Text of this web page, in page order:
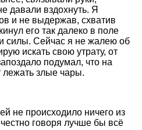
давали вздохнуть. Я
и не выдержав, схватив
его так далеко в поле
силы. Сейчас я не жалею об
искать свою утрату, от
подумал, что на
лежать злые чары.
не происходило ничего из
говоря лучше бы всё